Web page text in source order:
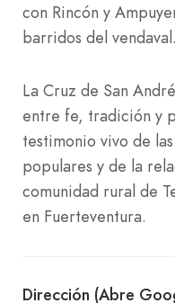
con Rincón y
barridos del
La Cruz de San
entre fe, tradición y
testimonio vivo de
populares y de la
comunidad rural de
en Fuerteventura.
Dirección (Abre